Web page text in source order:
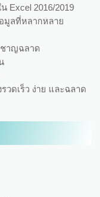
Excel 2016/2019
มูลที่หลากหลาย
าญฉลาด
วดเร็ว ง่าย และฉลาด